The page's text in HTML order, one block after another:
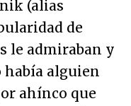
(alias
de
le admiraban y
había alguien
ahínco que